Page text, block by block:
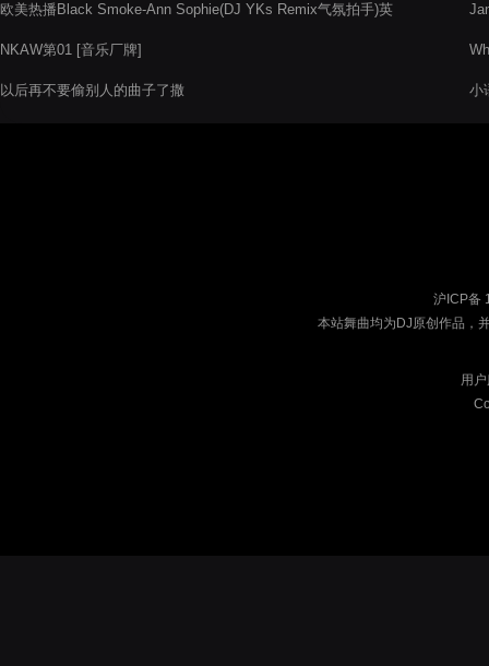
欧美热播Black Smoke-Ann Sophie(DJ YKs Remix气氛拍手)英
NKAW第01 [音乐厂牌]
以后再不要偷别人的曲子了撒 小
沪ICP备
本站舞曲均为DJ原创作品，
用